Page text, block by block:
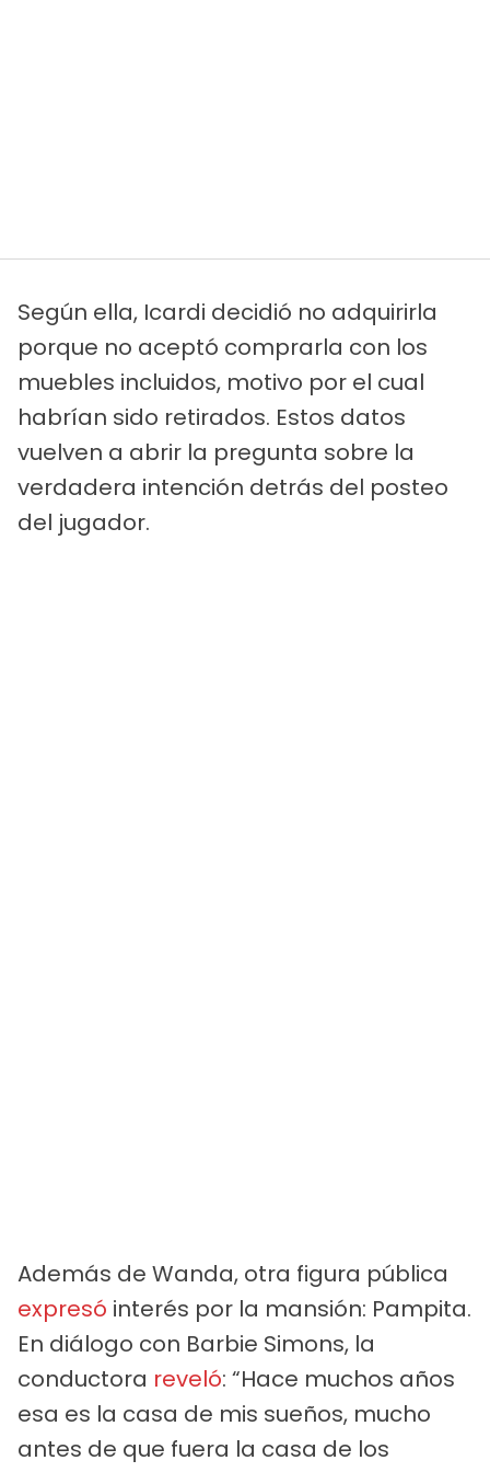
Según ella, Icardi decidió no adquirirla
porque no aceptó comprarla con los
muebles incluidos, motivo por el cual
habrían sido retirados. Estos datos
vuelven a abrir la pregunta sobre la
verdadera intención detrás del posteo
del jugador.
Además de Wanda, otra figura pública
expresó interés por la mansión: Pampita.
En diálogo con Barbie Simons, la
conductora reveló: “Hace muchos años
esa es la casa de mis sueños, mucho
antes de que fuera la casa de los